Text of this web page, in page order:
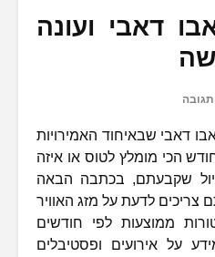
דאבי ועונה
דאבי שבאיחוד האמירויות
הכי מומלץ לטוס או איזה
שקבעתם, בכתבה הבאה
לדעת על מזג האוויר
ממוצעות לפי חודשים
על אירועים ופסטיבלים